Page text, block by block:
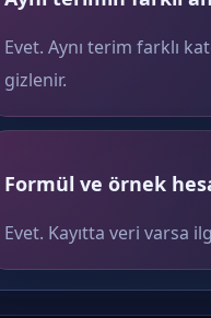
Evet. Aynı terim farklı
gizlenir.
Formül ve örnek
Evet. Kayıtta veri varsa